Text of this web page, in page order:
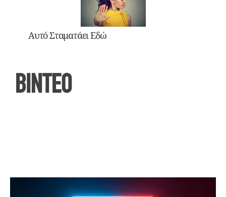
Αυτό Σταματάει Εδώ
ΒΙΝΤΕΟ